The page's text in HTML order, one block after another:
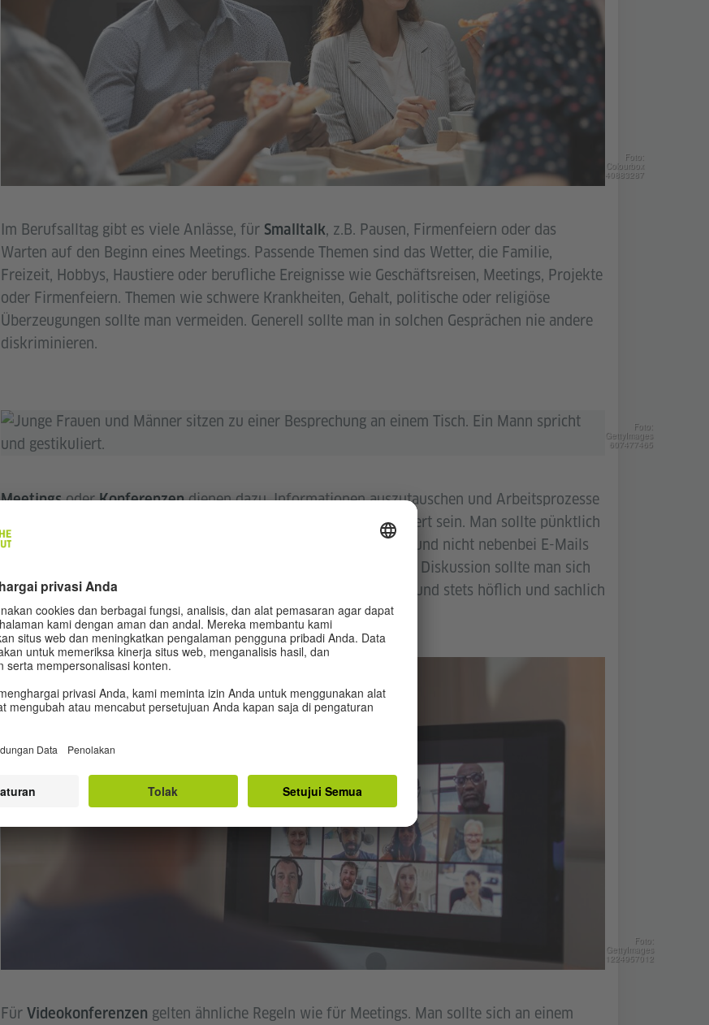
Foto:
Colourbox
40883287
Im Berufsalltag gibt es viele Anlässe, für Smalltalk, z.B. Pausen, Firmenfeiern oder das
Warten auf den Beginn eines Meetings. Passende Themen sind das Wetter, die Familie,
Freizeit, Hobbys, Haustiere oder berufliche Ereignisse wie Geschäftsreisen, Meetings, Projekte
oder Firmenfeiern. Themen wie schwere Krankheiten, Gehalt, politische oder religiöse
Überzeugungen sollte man vermeiden. Generell sollte man in solchen Gesprächen nie andere
diskriminieren.
Foto:
GettyImages
607477465
MeetingsoderKonferenzendienen dazu, Informationen auszutauschen und Arbeitsprozesse
voranzubringen. Deshalb sollten sie effektiv und ergebnisorientiert sein. Man sollte pünktlich
und vorbereitet kommen, sich auf die Diskussion konzentrieren und nicht nebenbei E-Mails
lesen. Am besten schaltet man sein Smartphone ganz aus. An der Diskussion sollte man sich
aktiv beteiligen und dabei allgemeine Gesprächsregeln beachten und stets höflich und sachlich
bleiben.
Foto:
GettyImages
1224957012
Für Videokonferenzen gelten ähnliche Regeln wie für Meetings. Man sollte sich an einem